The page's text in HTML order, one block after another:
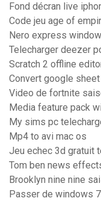
Fond décran live
Code jeu age of
Nero express
Telecharger deezer
Scratch 2 offline
Convert google
Video de fortnite
Media feature pack
My sims pc
Mp4 to avi mac os
Jeu echec 3d gratuit
Tom ben news
Brooklyn nine nine
Passer de windows